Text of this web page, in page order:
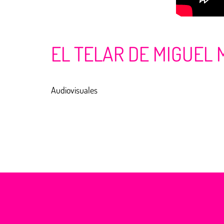
EL TELAR DE MIGUEL
Audiovisuales